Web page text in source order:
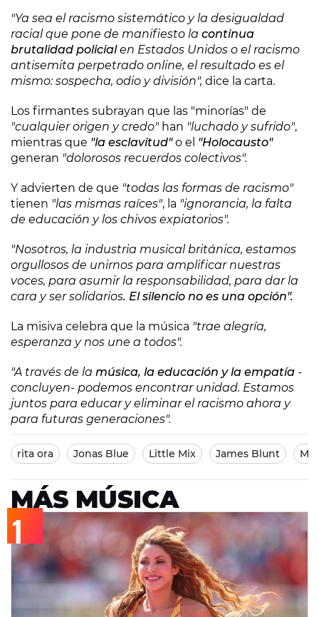
"Ya sea el racismo sistemático y la desigualdad
racial que pone de manifiesto la continua
brutalidad policialen Estados Unidos o el racismo
antisemita perpetrado online, el resultado es el
mismo: sospecha, odio y división", dice la carta.
Los firmantes subrayan que las "minorías" de
"cualquier origen y credo"han "luchado y sufrido",
mientras que "la esclavitud"o el "Holocausto"
generan "dolorosos recuerdos colectivos".
Y advierten de que "todas las formas de racismo"
tienen "las mismas raíces", la "ignorancia, la falta
de educación y los chivos expiatorios".
"Nosotros, la industria musical británica, estamos
orgullosos de unirnos para amplificar nuestras
voces, para asumir la responsabilidad, para dar la
cara y ser solidarios. El silencio no es una opción".
La misiva celebra que la música "trae alegría,
esperanza y nos une a todos".
"A través de la música, la educación y la empatía -
concluyen- podemos encontrar unidad. Estamos
juntos para educar y eliminar el racismo ahora y
para futuras generaciones".
rita ora Jonas Blue Little Mix James Blunt
MÁS MÚSICA